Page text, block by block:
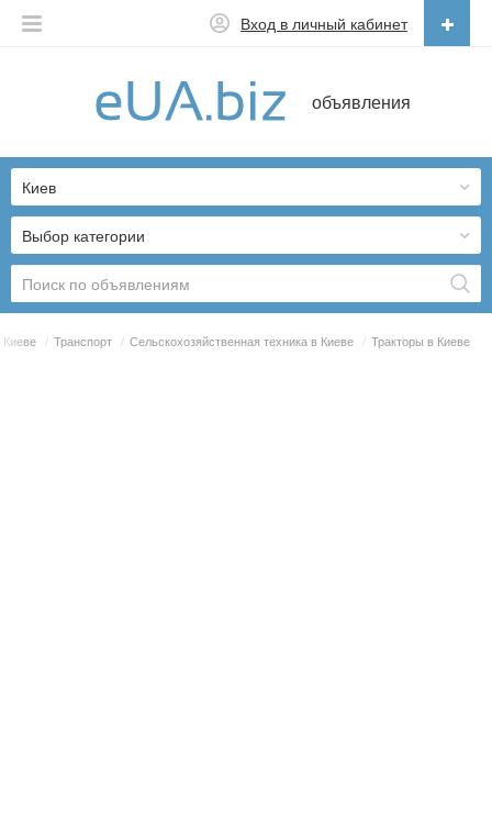
объявления
Вход в личный кабинет
Українська
Выбор категории
Киев
/ Транспорт / Сельскохозяйственная техника в Киеве / Тракторы в Киеве